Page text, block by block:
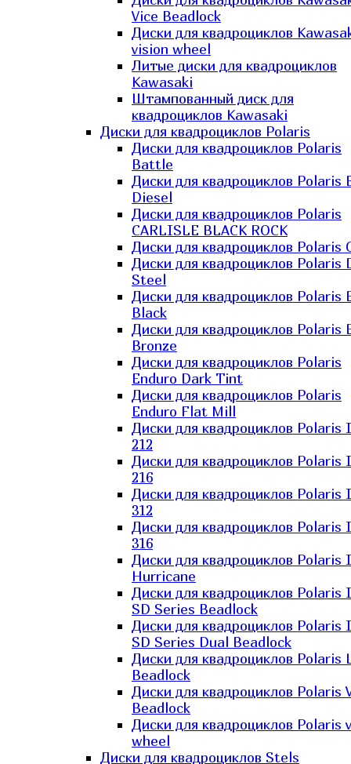
Vice Beadlock
Диски для квадроциклов
vision wheel
Литые диски для квадроциклов
Kawasaki​
Штампованный диск для
квадроциклов Kawasaki​
Диски для квадроциклов Polaris
Диски для квадроциклов Polaris
Battle
Диски для квадроциклов Polaris
Diesel
Диски для квадроциклов Polaris
CARLISLE BLACK ROCK
Диски для квадроциклов Polaris
Диски для квадроциклов Polaris
Steel
Диски для квадроциклов Polaris
Black
Диски для квадроциклов Polaris
Bronze
Диски для квадроциклов Polaris
Enduro Dark Tint
Диски для квадроциклов Polaris
Enduro Flat Mill
Диски для квадроциклов Polaris
212
Диски для квадроциклов Polaris
216
Диски для квадроциклов Polaris
312
Диски для квадроциклов Polaris
316
Диски для квадроциклов Polaris
Hurricane
Диски для квадроциклов Polaris
SD Series Beadlock
Диски для квадроциклов Polaris
SD Series Dual Beadlock
Диски для квадроциклов Polaris
Beadlock
Диски для квадроциклов Polaris
Beadlock
Диски для квадроциклов Polaris
wheel
Диски для квадроциклов Stels